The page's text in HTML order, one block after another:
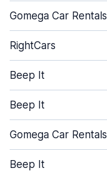
Gomega Car Rentals
RightCars
Beep It
Beep It
Gomega Car Rentals
Beep It